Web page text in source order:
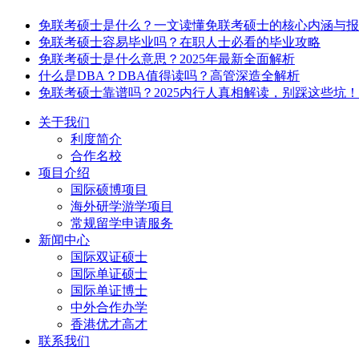
免联考硕士是什么？一文读懂免联考硕士的核心内涵与
免联考硕士容易毕业吗？在职人士必看的毕业攻略
免联考硕士是什么意思？2025年最新全面解析
什么是DBA？DBA值得读吗？高管深造全解析
免联考硕士靠谱吗？2025内行人真相解读，别踩这些坑！
关于我们
利度简介
合作名校
项目介绍
国际硕博项目
海外研学游学项目
常规留学申请服务
新闻中心
国际双证硕士
国际单证硕士
国际单证博士
中外合作办学
香港优才高才
联系我们